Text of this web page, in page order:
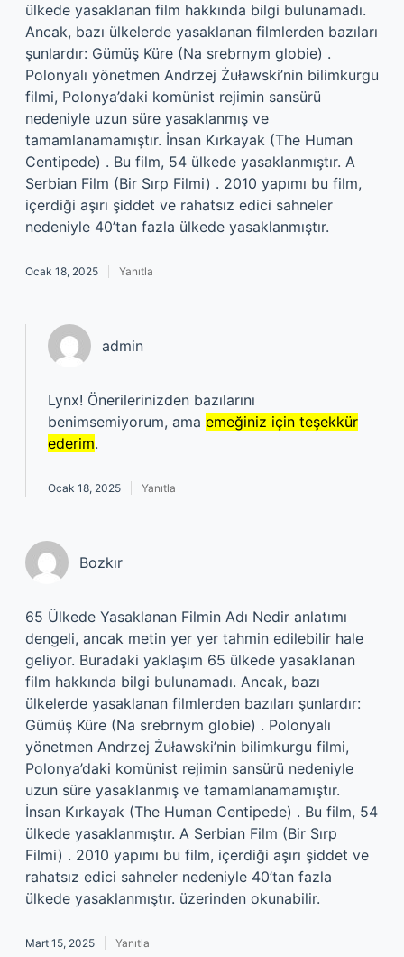
ülkede yasaklanan film hakkında bilgi bulunamadı.
Ancak, bazı ülkelerde yasaklanan filmlerden bazıları
şunlardır: Gümüş Küre (Na srebrnym globie) .
Polonyalı yönetmen Andrzej Żuławski’nin bilimkurgu
filmi, Polonya’daki komünist rejimin sansürü
nedeniyle uzun süre yasaklanmış ve
tamamlanamamıştır. İnsan Kırkayak (The Human
Centipede) . Bu film, 54 ülkede yasaklanmıştır. A
Serbian Film (Bir Sırp Filmi) . 2010 yapımı bu film,
içerdiği aşırı şiddet ve rahatsız edici sahneler
nedeniyle 40’tan fazla ülkede yasaklanmıştır.
Ocak 18, 2025 Yanıtla
admin
Lynx! Önerilerinizden bazılarını
benimsemiyorum, ama emeğiniz için teşekkür
ederim.
Ocak 18, 2025 Yanıtla
Bozkır
65 Ülkede Yasaklanan Filmin Adı Nedir anlatımı
dengeli, ancak metin yer yer tahmin edilebilir hale
geliyor. Buradaki yaklaşım 65 ülkede yasaklanan
film hakkında bilgi bulunamadı. Ancak, bazı
ülkelerde yasaklanan filmlerden bazıları şunlardır:
Gümüş Küre (Na srebrnym globie) . Polonyalı
yönetmen Andrzej Żuławski’nin bilimkurgu filmi,
Polonya’daki komünist rejimin sansürü nedeniyle
uzun süre yasaklanmış ve tamamlanamamıştır.
İnsan Kırkayak (The Human Centipede) . Bu film, 54
ülkede yasaklanmıştır. A Serbian Film (Bir Sırp
Filmi) . 2010 yapımı bu film, içerdiği aşırı şiddet ve
rahatsız edici sahneler nedeniyle 40’tan fazla
ülkede yasaklanmıştır. üzerinden okunabilir.
Mart 15, 2025 Yanıtla